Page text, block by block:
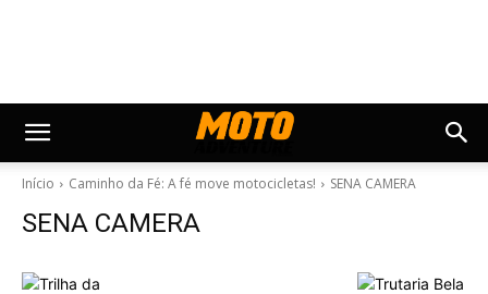
Início Caminho da Fé: A fé move motocicletas! SENA CAMERA
SENA CAMERA